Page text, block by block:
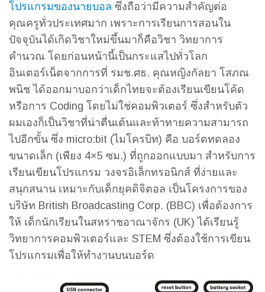
โปรแกรมของนายบอล ซึ่งถือว่ามีความสำคัญต่อ
คุณครูทั่วประเทศมาก เพราะการเรียนการสอนใน
ปัจจุบันได้เกิดวิชาใหม่ขึ้นมาก็คือวิชา วิทยาการ
คำนวณ โดยก่อนหน้านี้เป็นกระแสไปทั่วโลก
อินเตอร์เน็ตจากการที่ รมช.ศธ. คุณหญิงกัลยา โสภณ
พนิช ได้ออกมาบอกว่าเด็กไทยจะต้องเรียนเขียนโค้ด
หรือการ Coding โดยไม่ใช่คอมพิวเตอร์ ซึ่งสำหรับตัว
ผมเองก็เป็นวิชาที่น่าตื่นเต้นและท้าทายความสามารถ
ไปอีกขั้น ซึ่ง micro:bit (ไมโครบิท) คือ บอร์ดทดลอง
ขนาดเล็ก (เพียง 4×5 ซม.) ที่ถูกออกแบบมา สำหรับการ
เรียนเขียนโปรแกรม วงจรอิเล็กทรอนิกส์ ที่ง่ายและ
สนุกสนาน เหมาะกับเด็กยุคดิจิตอล เป็นโครงการของ
บริษัท British Broadcasting Corp. (BBC) เพื่อต้องการ
ให้ เด็กนักเรียนในสหราชอาณาจักร (UK) ได้เรียนรู้
วิทยาการคอมพิวเตอร์และ STEM ซึ่งต้องใช้การเขียน
โปรแกรมเพื่อให้ทำงานบนบอร์ด